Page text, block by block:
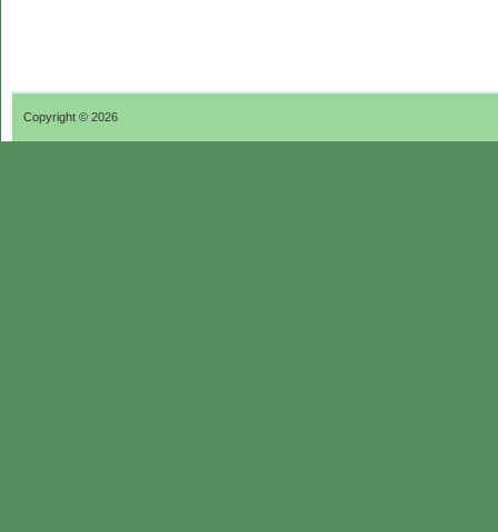
Copyright © 2026